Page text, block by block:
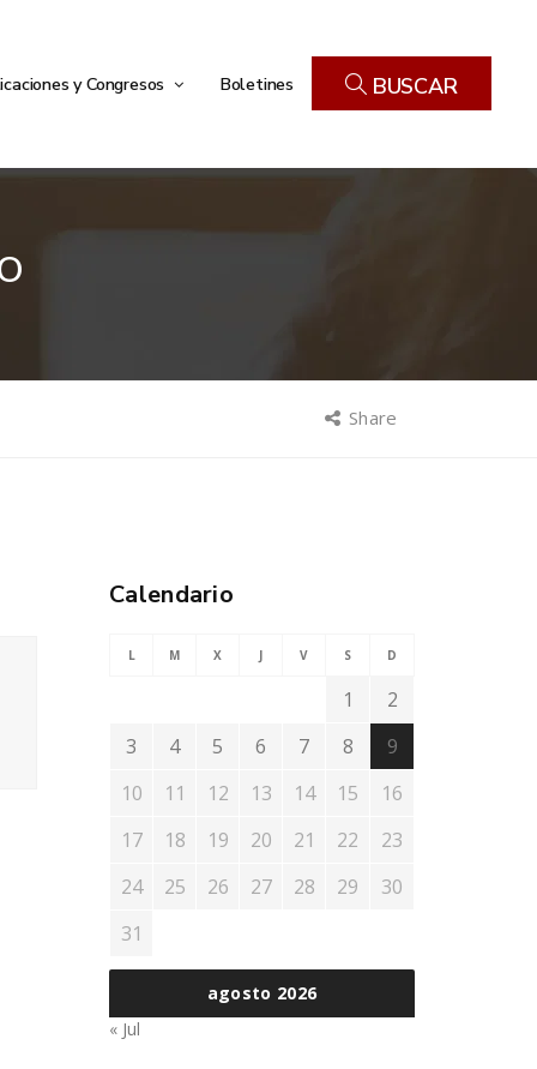
y Congresos Boletines BUSCAR
Share
Calendario
agosto 2026
L M X J V S D
1
2
3
4 5 6 7 8
9
10
11 12 13 14 15
16
17
18 19 20 21 22
23
24
25 26 27 28 29
30
31
« Jul